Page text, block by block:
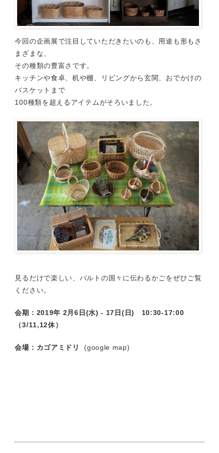
今回の企画展で注目していただきたいのも、用途も形もさ
まざまな、
その種類の豊富さです。
キッチンや食卓、机や棚、リビングから玄関、おでかけの
バスケットまで
100種類を超えるアイテムがそろいました。
見るだけで楽しい、バルトの国々に伝わるかごをぜひご覧
ください。
会期：2019年 2月6日(水) ‐ 17日(日) 10:30-17:00
（3/11,12休）
会場：カゴアミドリ (google map)